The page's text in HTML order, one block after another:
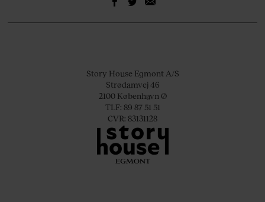
Story House Egmont A/S
Strødamvej 46
2100 København Ø
TLF: 89 87 51 51
CVR: 83131128